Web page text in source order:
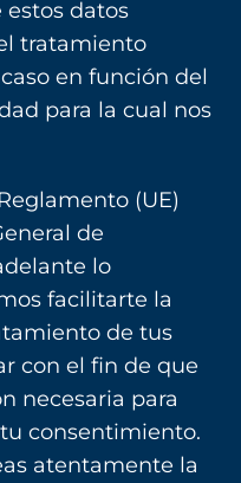
datos
tratamiento
en función del
para la cual nos
(UE)
de
lo
facilitarte la
de tus
con el fin de que
necesaria para
consentimiento.
atentamente la